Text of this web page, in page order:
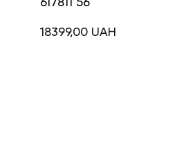
18399,00 UAH